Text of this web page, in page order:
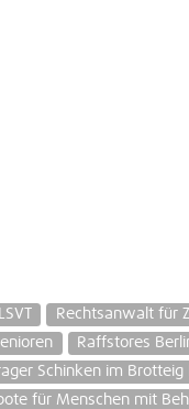
LSVT Rechtsanwalt für
Raffstores
Schinken im Brotteig
für Menschen mit